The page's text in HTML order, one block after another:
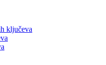
ključeva